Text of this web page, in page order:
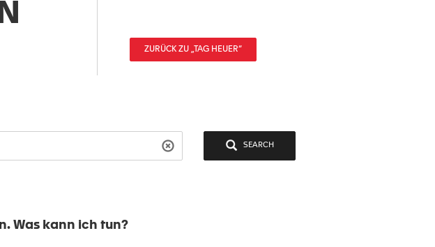
ZURÜCK ZU „TAG HEUER“
SEARCH
Was kann ich tun?